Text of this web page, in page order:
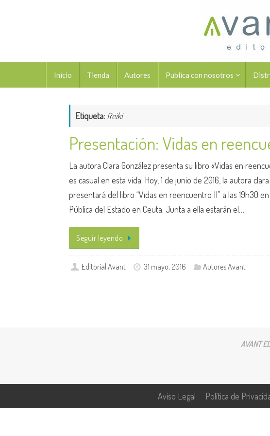
contenido
Inicio Tienda Autores Publica con nosotros
Etiqueta: Reiki
Presentación: Vidas en
La autora Clara González presenta su libro «Vidas en
es casual en esta vida. Hoy, 1 de junio de 2016, la autora clara
presentará del libro “Vidas en reencuentro II” a las 19h30
Pública del Estado en Ceuta. Junta a ella estarán el…
Seguir leyendo
Editorial Avant 31 mayo, 2016 Autores Avant
AVANT
Aviso Legal Política de